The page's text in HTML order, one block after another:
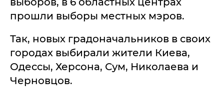
прошли выборы местных мэров.
Так, новых градоначальников в своих
городах выбирали жители Киева,
Одессы, Херсона, Сум, Николаева и
Черновцов.